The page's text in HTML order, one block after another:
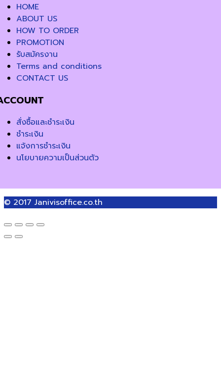
HOME
ABOUT US
HOW TO ORDER
PROMOTION
รับสมัครงาน
Terms and conditions
CONTACT US
สั่งซื้อและชำระเงิน
ชำระเงิน
แจ้งการชำระเงิน
นโยบายความเป็นส่วนตัว
© 2017 Janivisoffice.co.th